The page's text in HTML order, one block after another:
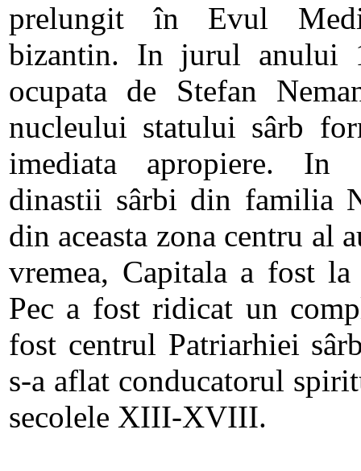
prelungit în Evul
bizantin. In jurul anului
ocupata de Stefan
nucleului statului sârb
imediata apropiere. In
dinastii sârbi din familia
din aceasta zona centru al
vremea, Capitala a fost
Pec a fost ridicat un
fost centrul Patriarhiei
s-a aflat conducatorul
secolele XIII-XVIII.